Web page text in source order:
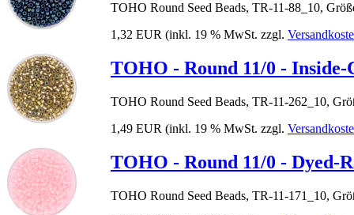
TOHO Round Seed Beads, TR-11-88_10,
1,32 EUR (inkl. 19 % MwSt. zzgl.
TOHO - Round 11/0 -
TOHO Round Seed Beads, TR-11-262_10,
1,49 EUR (inkl. 19 % MwSt. zzgl.
TOHO - Round 11/0 - Dyed-
TOHO Round Seed Beads, TR-11-171_10,